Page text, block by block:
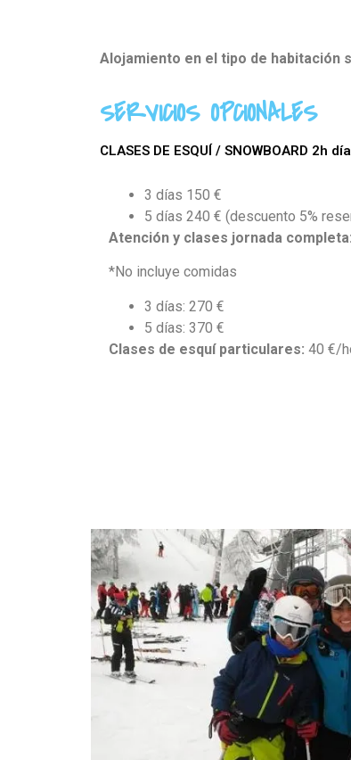
Alojamiento en el tipo de
SERVICIOS OPCIONALES
CLASES DE ESQUÍ / SNOWBOARD 2h día
3 días 150 €
5 días 240 € (descuento 5%
Atención y clases jornada completa:
*No incluye comidas
3 días: 270 €
5 días: 370 €
Clases de esquí particulares: 40 €/